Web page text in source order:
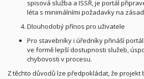
spisová služba a ISSŘ, je portál
léta s minimálními požadavky na
Dlouhodobý přínos pro uživatele
Pro stavebníky i úředníky přináší
ve formě lepší dostupnosti služeb,
chybovosti v procesu.
Z těchto důvodů lze předpokládat, že